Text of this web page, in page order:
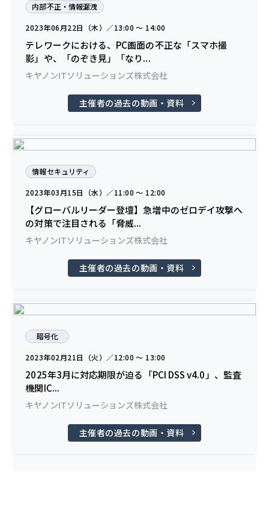
内部不正・情報漏洩
2023年06月22日（木）／13:00 〜 14:00
テレワークにおける、PC画面の不正な「スマホ撮
影」や、「のぞき見」「なり...
キヤノンITソリューションズ株式会社
主催者の過去の動画・資料
情報セキュリティ
2023年03月15日（水）／11:00 〜 12:00
【グローバルリーダー登壇】急増中のゼロデイ攻撃へ
の対策で注目される「脅威...
キヤノンITソリューションズ株式会社
主催者の過去の動画・資料
暗号化
2023年02月21日（火）／12:00 〜 13:00
2025年3月に対応期限が迫る「PCI DSS v4.0」、監査
機関IC...
キヤノンITソリューションズ株式会社
主催者の過去の動画・資料